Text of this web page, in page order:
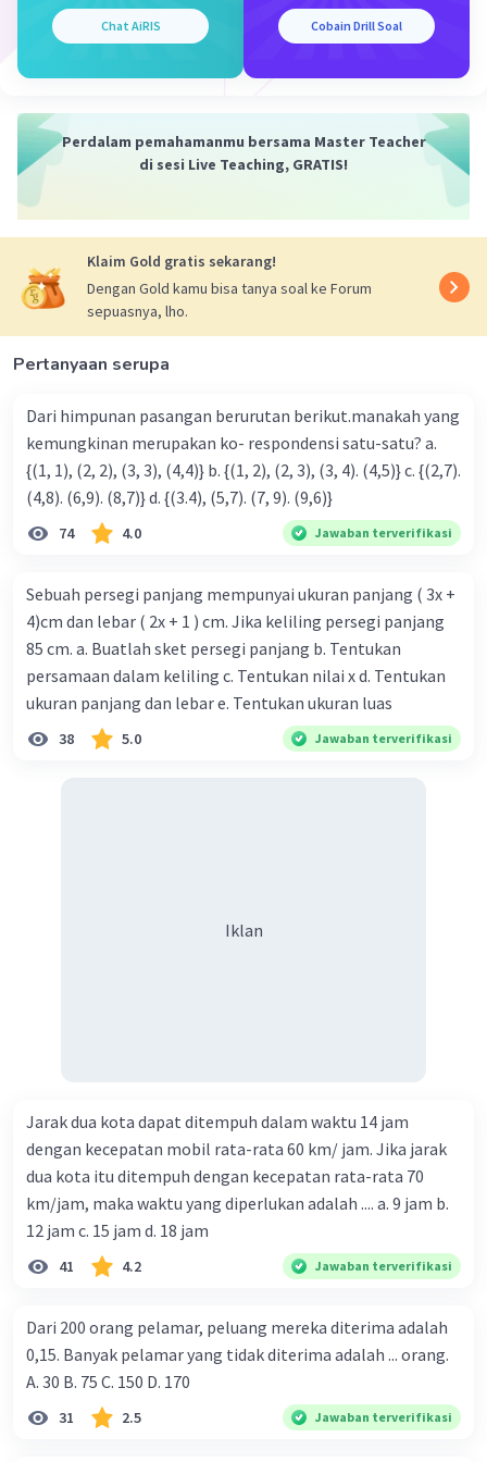
= x
+ 4x + 3
Beri Rating·0.0(0) Balas
Chat AiRIS Cobain Drill Soal
Perdalam pemahamanmu bersama Master Teacher
di sesi Live Teaching, GRATIS!
Klaim Gold gratis sekarang!
Dengan Gold kamu bisa tanya soal ke Forum
sepuasnya, lho.
Pertanyaan serupa
Dari himpunan pasangan berurutan berikut.manakah yang
kemungkinan merupakan ko- respondensi satu-satu? a.
{(1, 1), (2, 2), (3, 3), (4,4)} b. {(1, 2), (2, 3), (3, 4). (4,5)} c. {(2,7).
(4,8). (6,9). (8,7)} d. {(3.4), (5,7). (7, 9). (9,6)}
74 4.0 Jawaban terverifikasi
Sebuah persegi panjang mempunyai ukuran panjang ( 3x +
4)cm dan lebar ( 2x + 1 ) cm. Jika keliling persegi panjang
85 cm. a. Buatlah sket persegi panjang b. Tentukan
persamaan dalam keliling c. Tentukan nilai x d. Tentukan
ukuran panjang dan lebar e. Tentukan ukuran luas
38 5.0 Jawaban terverifikasi
Iklan
Jarak dua kota dapat ditempuh dalam waktu 14 jam
dengan kecepatan mobil rata-rata 60 km/ jam. Jika jarak
dua kota itu ditempuh dengan kecepatan rata-rata 70
km/jam, maka waktu yang diperlukan adalah .... a. 9 jam b.
12 jam c. 15 jam d. 18 jam
41 4.2 Jawaban terverifikasi
Dari 200 orang pelamar, peluang mereka diterima adalah
0,15. Banyak pelamar yang tidak diterima adalah ... orang.
A. 30 B. 75 C. 150 D. 170
31 2.5 Jawaban terverifikasi